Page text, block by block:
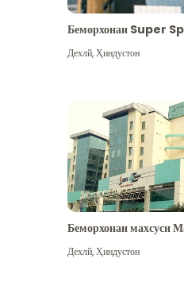
Беморхонаи Super
Дехлй,Ҳиндустон
Беморхонаи махсуси
Дехлй,Ҳиндустон